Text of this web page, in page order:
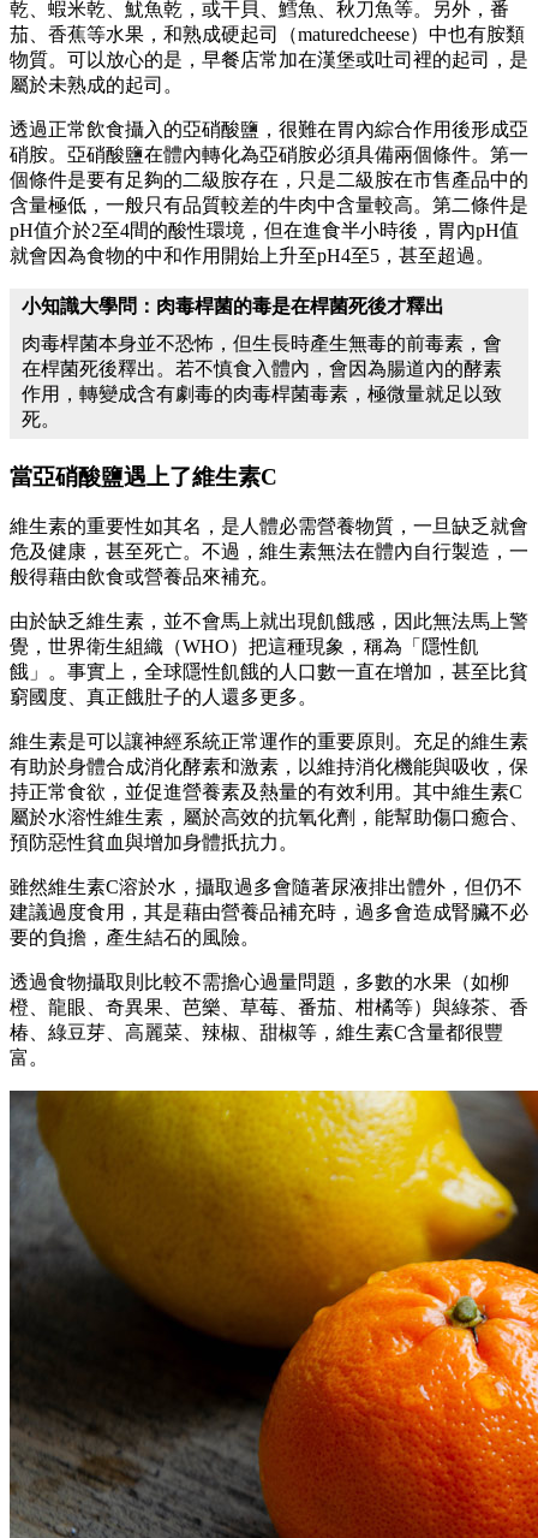
乾、蝦米乾、魷魚乾，或干貝、鱈魚、秋刀魚等。另外，番
茄、香蕉等水果，和熟成硬起司（maturedcheese）中也有胺類
物質。可以放心的是，早餐店常加在漢堡或吐司裡的起司，是
屬於未熟成的起司。
透過正常飲食攝入的亞硝酸鹽，很難在胃內綜合作用後形成亞
硝胺。亞硝酸鹽在體內轉化為亞硝胺必須具備兩個條件。第一
個條件是要有足夠的二級胺存在，只是二級胺在市售產品中的
含量極低，一般只有品質較差的牛肉中含量較高。第二條件是
pH值介於2至4間的酸性環境，但在進食半小時後，胃內pH值
就會因為食物的中和作用開始上升至pH4至5，甚至超過。
小知識大學問：肉毒桿菌的毒是在桿菌死後才釋出
肉毒桿菌本身並不恐怖，但生長時產生無毒的前毒素，會
在桿菌死後釋出。若不慎食入體內，會因為腸道內的酵素
作用，轉變成含有劇毒的肉毒桿菌毒素，極微量就足以致
死。
當亞硝酸鹽遇上了維生素C
維生素的重要性如其名，是人體必需營養物質，一旦缺乏就會
危及健康，甚至死亡。不過，維生素無法在體內自行製造，一
般得藉由飲食或營養品來補充。
由於缺乏維生素，並不會馬上就出現飢餓感，因此無法馬上警
覺，世界衛生組織（WHO）把這種現象，稱為「隱性飢
餓」。事實上，全球隱性飢餓的人口數一直在增加，甚至比貧
窮國度、真正餓肚子的人還多更多。
維生素是可以讓神經系統正常運作的重要原則。充足的維生素
有助於身體合成消化酵素和激素，以維持消化機能與吸收，保
持正常食欲，並促進營養素及熱量的有效利用。其中維生素C
屬於水溶性維生素，屬於高效的抗氧化劑，能幫助傷口癒合、
預防惡性貧血與增加身體扺抗力。
雖然維生素C溶於水，攝取過多會隨著尿液排出體外，但仍不
建議過度食用，其是藉由營養品補充時，過多會造成腎臟不必
要的負擔，產生結石的風險。
透過食物攝取則比較不需擔心過量問題，多數的水果（如柳
橙、龍眼、奇異果、芭樂、草莓、番茄、柑橘等）與綠茶、香
椿、綠豆芽、高麗菜、辣椒、甜椒等，維生素C含量都很豐
富。